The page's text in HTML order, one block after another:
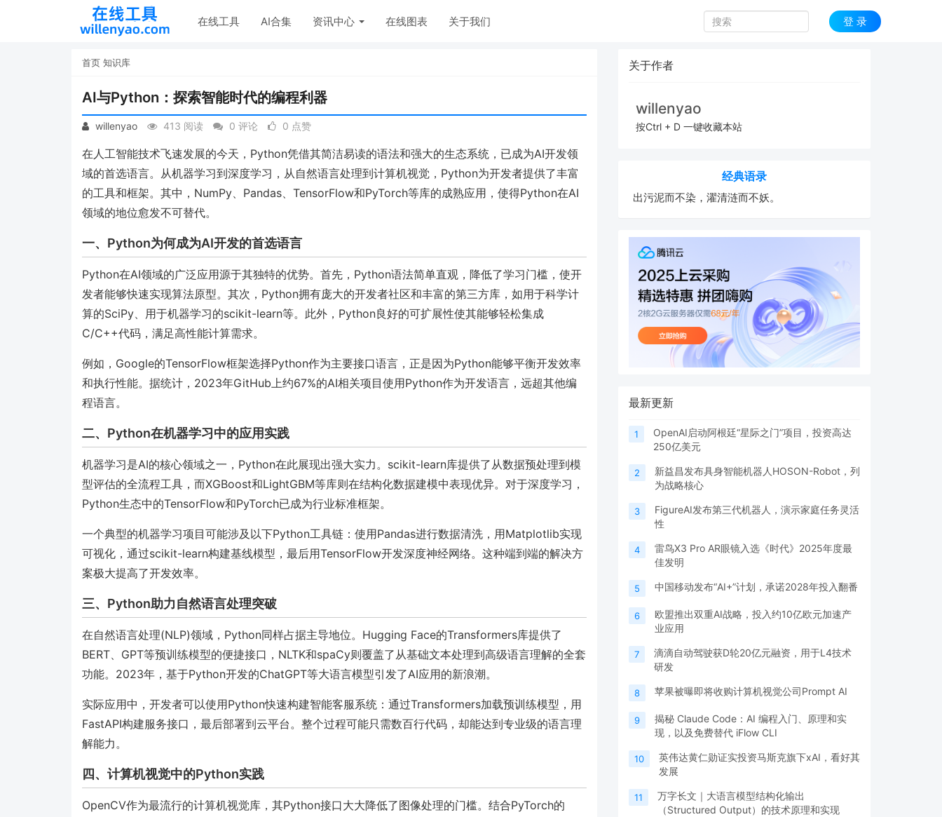
登 录
在线工具 AI合集 资讯中心 在线图表 关于我们
首页 知识库
AI与Python：探索智能时代的编程利器
willenyao 413 阅读 0 评论 0 点赞
在人工智能技术飞速发展的今天，Python凭借其简洁易读的语法和强大的生态系统，已成为AI开发领
域的首选语言。从机器学习到深度学习，从自然语言处理到计算机视觉，Python为开发者提供了丰富
的工具和框架。其中，NumPy、Pandas、TensorFlow和PyTorch等库的成熟应用，使得Python在AI
领域的地位愈发不可替代。
一、Python为何成为AI开发的首选语言
Python在AI领域的广泛应用源于其独特的优势。首先，Python语法简单直观，降低了学习门槛，使开
发者能够快速实现算法原型。其次，Python拥有庞大的开发者社区和丰富的第三方库，如用于科学计
算的SciPy、用于机器学习的scikit-learn等。此外，Python良好的可扩展性使其能够轻松集成
C/C++代码，满足高性能计算需求。
例如，Google的TensorFlow框架选择Python作为主要接口语言，正是因为Python能够平衡开发效率
和执行性能。据统计，2023年GitHub上约67%的AI相关项目使用Python作为开发语言，远超其他编
程语言。
二、Python在机器学习中的应用实践
机器学习是AI的核心领域之一，Python在此展现出强大实力。scikit-learn库提供了从数据预处理到模
型评估的全流程工具，而XGBoost和LightGBM等库则在结构化数据建模中表现优异。对于深度学习，
Python生态中的TensorFlow和PyTorch已成为行业标准框架。
一个典型的机器学习项目可能涉及以下Python工具链：使用Pandas进行数据清洗，用Matplotlib实现
可视化，通过scikit-learn构建基线模型，最后用TensorFlow开发深度神经网络。这种端到端的解决方
案极大提高了开发效率。
三、Python助力自然语言处理突破
在自然语言处理(NLP)领域，Python同样占据主导地位。Hugging Face的Transformers库提供了
BERT、GPT等预训练模型的便捷接口，NLTK和spaCy则覆盖了从基础文本处理到高级语言理解的全套
功能。2023年，基于Python开发的ChatGPT等大语言模型引发了AI应用的新浪潮。
实际应用中，开发者可以使用Python快速构建智能客服系统：通过Transformers加载预训练模型，用
FastAPI构建服务接口，最后部署到云平台。整个过程可能只需数百行代码，却能达到专业级的语言理
解能力。
四、计算机视觉中的Python实践
OpenCV作为最流行的计算机视觉库，其Python接口大大降低了图像处理的门槛。结合PyTorch的
关于作者
willenyao
按Ctrl + D 一键收藏本站
经典语录
出污泥而不染，濯清涟而不妖。
最新更新
1
OpenAI启动阿根廷“星际之门”项目，投资高达
250亿美元
2
新益昌发布具身智能机器人HOSON-Robot，列
为战略核心
3
FigureAI发布第三代机器人，演示家庭任务灵活
性
4
雷鸟X3 Pro AR眼镜入选《时代》2025年度最
佳发明
5 中国移动发布“AI+”计划，承诺2028年投入翻番
6
欧盟推出双重AI战略，投入约10亿欧元加速产
业应用
7
滴滴自动驾驶获D轮20亿元融资，用于L4技术
研发
8 苹果被曝即将收购计算机视觉公司Prompt AI
9
揭秘 Claude Code：AI 编程入门、原理和实
现，以及免费替代 iFlow CLI
10
英伟达黄仁勋证实投资马斯克旗下xAI，看好其
发展
11
万字长文｜大语言模型结构化输出
（Structured Output）的技术原理和实现